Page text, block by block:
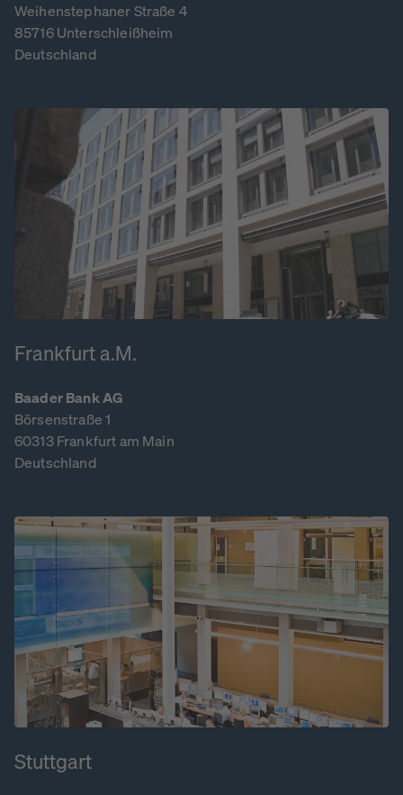
Weihenstephaner Straße 4
85716 Unterschleißheim
Deutschland
Frankfurt a.M.
Baader Bank AG
Börsenstraße 1
60313 Frankfurt am Main
Deutschland
Stuttgart